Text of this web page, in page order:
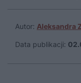
Autor: Aleksandra
Data publikacji: